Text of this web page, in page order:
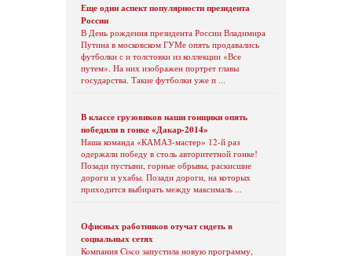
Еще один аспект популярности президента
России
В День рождения президента России Владимира
Путина в московском ГУМе опять продавались
футболки с и толстовки из коллекции «Все
путем». На них изображен портрет главы
государства. Такие футболки уже п ...
В классе грузовиков наши гонщики опять
победили в гонке «Дакар-2014»
Наша команда «КАМАЗ-мастер» 12-й раз
одержали победу в столь авторитетной гонке!
Позади пустыни, горные обрывы, раскисшие
дороги и ухабы. Позади дороги, на которых
приходится выбирать между максималь ...
Офисных работников отучат сидеть в
социальных сетях
Компания Cisco запустила новую программу,